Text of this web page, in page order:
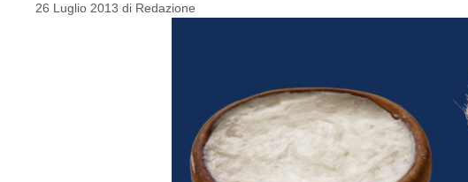
26 Luglio 2013 di Redazione